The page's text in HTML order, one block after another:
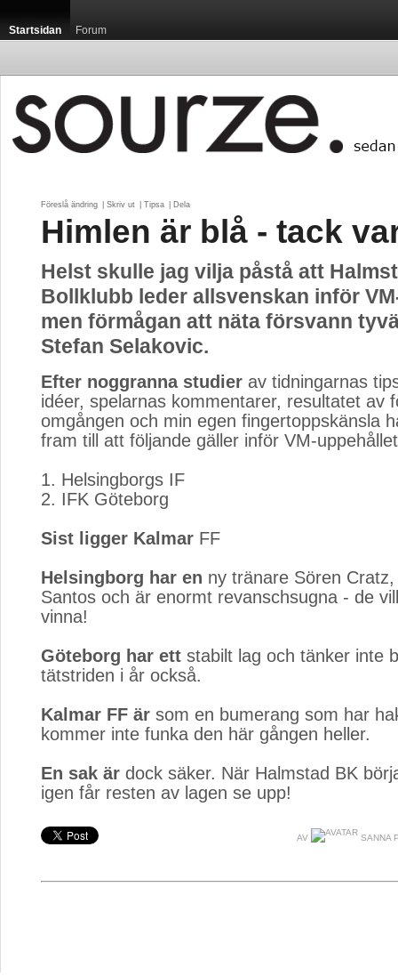
Startsidan Forum
Föreslå ändring Skriv ut Tipsa Dela
Himlen är blå - tack
Helst skulle jag vilja påstå att
Bollklubb leder allsvenskan inför
men förmågan att näta försvann
Stefan Selakovic.
Efter noggranna studier av tidningarnas
idéer, spelarnas kommentarer, resultatet av
omgången och min egen fingertoppskänsla
fram till att följande gäller inför VM-
1. Helsingborgs IF
2. IFK Göteborg
Sist ligger Kalmar FF
Helsingborg har en ny tränare Sören
Santos och är enormt revanschsugna - de
vinna!
Göteborg har ett stabilt lag och tänker inte
tätstriden i år också.
Kalmar FF är som en bumerang som har
kommer inte funka den här gången heller.
En sak är dock säker. När Halmstad BK
igen får resten av lagen se upp!
AV SANNA